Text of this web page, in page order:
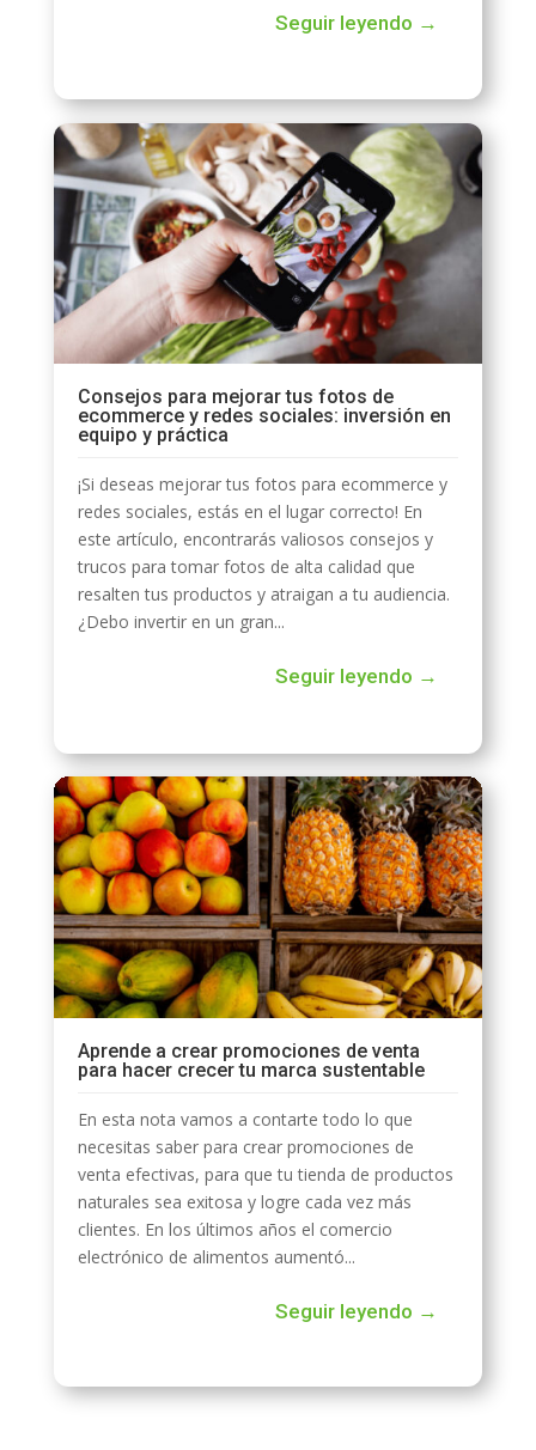
Seguir leyendo →
Consejos para mejorar tus fotos de
ecommerce y redes sociales: inversión en
equipo y práctica
¡Si deseas mejorar tus fotos para ecommerce y
redes sociales, estás en el lugar correcto! En
este artículo, encontrarás valiosos consejos y
trucos para tomar fotos de alta calidad que
resalten tus productos y atraigan a tu audiencia.
¿Debo invertir en un gran...
Seguir leyendo →
Aprende a crear promociones de venta
para hacer crecer tu marca sustentable
En esta nota vamos a contarte todo lo que
necesitas saber para crear promociones de
venta efectivas, para que tu tienda de productos
naturales sea exitosa y logre cada vez más
clientes. En los últimos años el comercio
electrónico de alimentos aumentó...
Seguir leyendo →